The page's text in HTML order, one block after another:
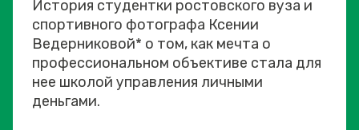
История студентки ростовского вуза и
спортивного фотографа Ксении
Ведерниковой* о том, как мечта о
профессиональном объективе стала для
нее школой управления личными
деньгами.